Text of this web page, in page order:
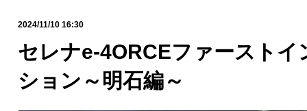
2024/11/10 16:30
セレナe-4ORCEファーストイ
ション～明石編～